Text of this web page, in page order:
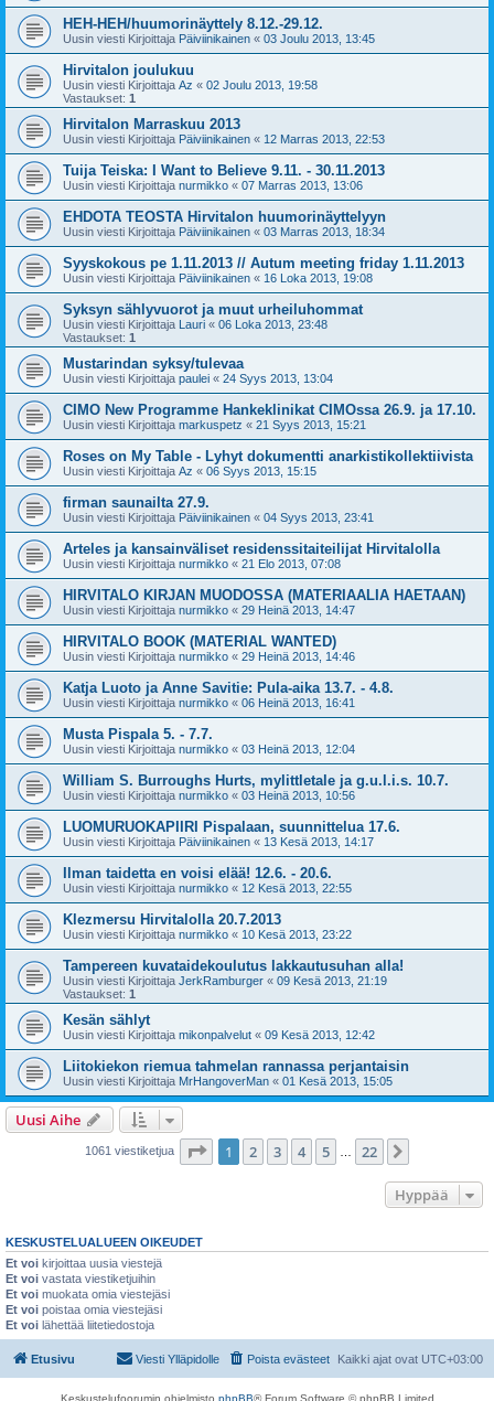
HEH-HEH/huumorinäyttely 8.12.-29.12.
Uusin viesti Kirjoittaja Päiviinikainen « 03 Joulu 2013, 13:45
Hirvitalon joulukuu
Uusin viesti Kirjoittaja Az « 02 Joulu 2013, 19:58
Vastaukset: 1
Hirvitalon Marraskuu 2013
Uusin viesti Kirjoittaja Päiviinikainen « 12 Marras 2013, 22:53
Tuija Teiska: I Want to Believe 9.11. - 30.11.2013
Uusin viesti Kirjoittaja nurmikko « 07 Marras 2013, 13:06
EHDOTA TEOSTA Hirvitalon huumorinäyttelyyn
Uusin viesti Kirjoittaja Päiviinikainen « 03 Marras 2013, 18:34
Syyskokous pe 1.11.2013 // Autum meeting friday 1.11.2013
Uusin viesti Kirjoittaja Päiviinikainen « 16 Loka 2013, 19:08
Syksyn sählyvuorot ja muut urheiluhommat
Uusin viesti Kirjoittaja Lauri « 06 Loka 2013, 23:48
Vastaukset: 1
Mustarindan syksy/tulevaa
Uusin viesti Kirjoittaja paulei « 24 Syys 2013, 13:04
CIMO New Programme Hankeklinikat CIMOssa 26.9. ja 17.10.
Uusin viesti Kirjoittaja markuspetz « 21 Syys 2013, 15:21
Roses on My Table - Lyhyt dokumentti anarkistikollektiivista
Uusin viesti Kirjoittaja Az « 06 Syys 2013, 15:15
firman saunailta 27.9.
Uusin viesti Kirjoittaja Päiviinikainen « 04 Syys 2013, 23:41
Arteles ja kansainväliset residenssitaiteilijat Hirvitalolla
Uusin viesti Kirjoittaja nurmikko « 21 Elo 2013, 07:08
HIRVITALO KIRJAN MUODOSSA (MATERIAALIA HAETAAN)
Uusin viesti Kirjoittaja nurmikko « 29 Heinä 2013, 14:47
HIRVITALO BOOK (MATERIAL WANTED)
Uusin viesti Kirjoittaja nurmikko « 29 Heinä 2013, 14:46
Katja Luoto ja Anne Savitie: Pula-aika 13.7. - 4.8.
Uusin viesti Kirjoittaja nurmikko « 06 Heinä 2013, 16:41
Musta Pispala 5. - 7.7.
Uusin viesti Kirjoittaja nurmikko « 03 Heinä 2013, 12:04
William S. Burroughs Hurts, mylittletale ja g.u.l.i.s. 10.7.
Uusin viesti Kirjoittaja nurmikko « 03 Heinä 2013, 10:56
LUOMURUOKAPIIRI Pispalaan, suunnittelua 17.6.
Uusin viesti Kirjoittaja Päiviinikainen « 13 Kesä 2013, 14:17
Ilman taidetta en voisi elää! 12.6. - 20.6.
Uusin viesti Kirjoittaja nurmikko « 12 Kesä 2013, 22:55
Klezmersu Hirvitalolla 20.7.2013
Uusin viesti Kirjoittaja nurmikko « 10 Kesä 2013, 23:22
Tampereen kuvataidekoulutus lakkautusuhan alla!
Uusin viesti Kirjoittaja JerkRamburger « 09 Kesä 2013, 21:19
Vastaukset: 1
Kesän sählyt
Uusin viesti Kirjoittaja mikonpalvelut « 09 Kesä 2013, 12:42
Liitokiekon riemua tahmelan rannassa perjantaisin
Uusin viesti Kirjoittaja MrHangoverMan « 01 Kesä 2013, 15:05
Uusi Aihe
1061 viestiketjua Sivu /22
1 2 3 4 5 22
Hyppää
KESKUSTELUALUEEN OIKEUDET
Et voi kirjoittaa uusia viestejä
Et voi vastata viestiketjuihin
Et voi muokata omia viestejäsi
Et voi poistaa omia viestejäsi
Et voi lähettää liitetiedostoja
Etusivu Kaikki ajat ovat UTC+03:00
Poista evästeet
Viesti Ylläpidolle
Keskustelufoorumin ohjelmisto phpBB® Forum Software © phpBB Limited